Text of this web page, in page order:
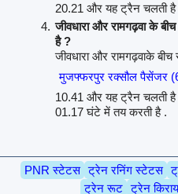
20.21 और यह ट्रैन चलती है
जीवधारा और रामगढ़वा के
है ?
जीवधारा और रामगढ़वाके
मुजफ्फरपुर रक्सौल पैसेंजर
10.41 और यह ट्रैन चलती है
01.17 घंटे में तय करती है .
PNR स्टेटस ट्रेन रनिंग स्टेटस
ट्रेन रूट ट्रेन